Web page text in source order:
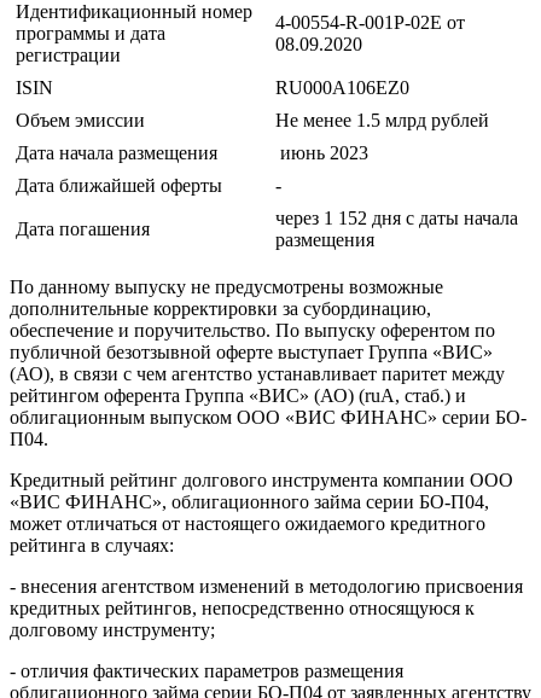
Идентификационный номер
программы и дата
регистрации
4-00554-R-001P-02E от
08.09.2020
ISIN
RU000A106EZ0
Объем эмиссии
Не менее 1.5 млрд рублей
Дата начала размещения
июнь 2023
Дата ближайшей оферты
-
Дата погашения
через 1 152 дня с даты начала
размещения
По данному выпуску не предусмотрены возможные
дополнительные корректировки за субординацию,
обеспечение и поручительство. По выпуску оферентом по
публичной безотзывной оферте выступает Группа «ВИС»
(АО), в связи с чем агентство устанавливает паритет между
рейтингом оферента Группа «ВИС» (АО) (ruA, стаб.) и
облигационным выпуском ООО «ВИС ФИНАНС» серии БО-
П04.
Кредитный рейтинг долгового инструмента компании ООО
«ВИС ФИНАНС», облигационного займа серии БО-П04,
может отличаться от настоящего ожидаемого кредитного
рейтинга в случаях:
- внесения агентством изменений в методологию присвоения
кредитных рейтингов, непосредственно относящуюся к
долговому инструменту;
- отличия фактических параметров размещения
облигационного займа серии БО-П04 от заявленных агентству